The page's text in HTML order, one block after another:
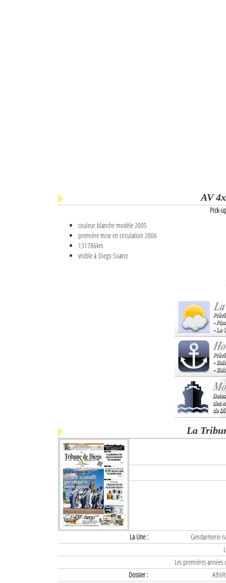
AV
Pick-
couleur blanche modèle 2005
première mise en circulation 2006
131786km
visible à Diego Suarez
La
La Une :
Gendarmerie
Les premières
Dossier :